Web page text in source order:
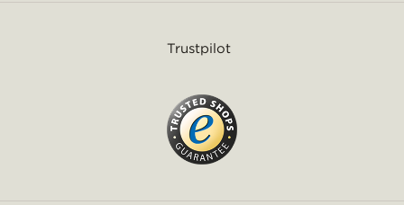
Trustpilot